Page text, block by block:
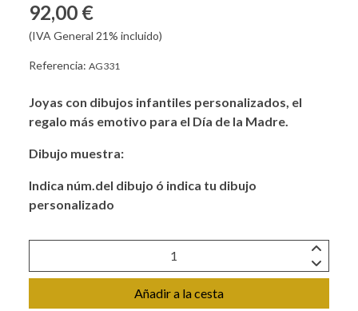
92,00 €
(IVA General 21% incluido)
Referencia: AG331
Joyas con dibujos infantiles personalizados, el
regalo más emotivo para el Día de la Madre.
Dibujo muestra:
Indica núm.del dibujo ó indica tu dibujo
personalizado
Añadir a la cesta